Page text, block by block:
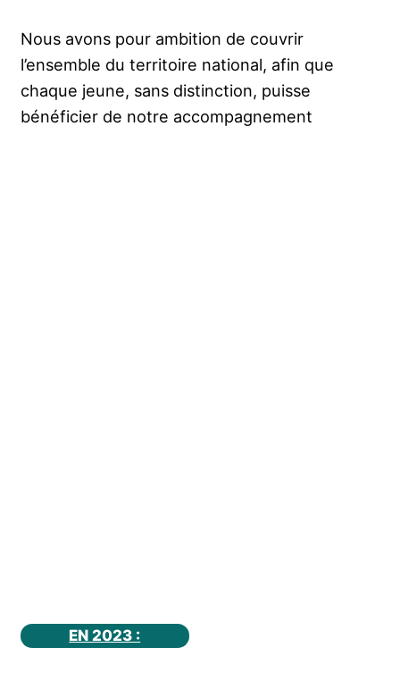
Nous avons pour ambition de couvrir
l’ensemble du territoire national, afin que
chaque jeune, sans distinction, puisse
bénéficier de notre accompagnement
EN 2023 :